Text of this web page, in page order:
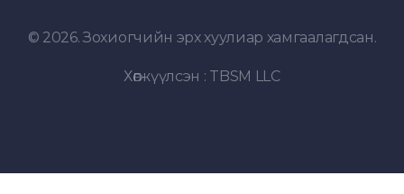
© 2026. Зохиогчийн эрх хуулиар хамгаалагдсан.
Хөгжүүлсэн : TBSM LLC